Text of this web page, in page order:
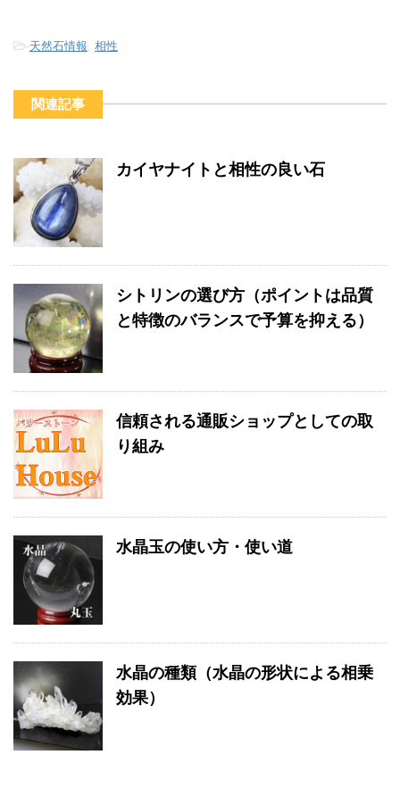
-天然石情報 相性
関連記事
カイヤナイトと相性の良い石
シトリンの選び方（ポイントは品質
と特徴のバランスで予算を抑える）
信頼される通販ショップとしての取
り組み
水晶玉の使い方・使い道
水晶の種類（水晶の形状による相乗
効果）